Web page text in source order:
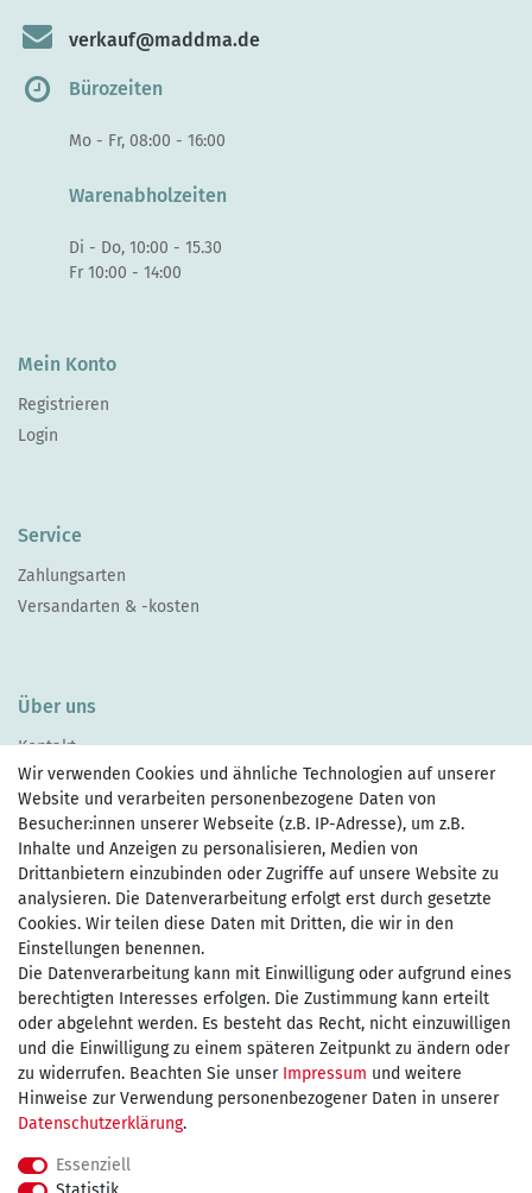
verkauf@maddma.de
Bürozeiten
Mo - Fr, 08:00 - 16:00
Warenabholzeiten
Di - Do, 10:00 - 15.30
Fr 10:00 - 14:00
Mein Konto
Registrieren
Login
Service
Zahlungsarten
Versandarten & -kosten
Über uns
Kontakt
Zahlen Sie bequem per
Wir versenden mit
kostenfreie Lieferung
innerhalb Deutschland ab 75€
Wir verwenden Cookies und ähnliche Technologien auf unserer
Website und verarbeiten personenbezogene Daten von
Besucher:innen unserer Webseite (z.B. IP-Adresse), um z.B.
Inhalte und Anzeigen zu personalisieren, Medien von
Drittanbietern einzubinden oder Zugriffe auf unsere Website zu
analysieren. Die Datenverarbeitung erfolgt erst durch gesetzte
Cookies. Wir teilen diese Daten mit Dritten, die wir in den
Einstellungen benennen.
Die Datenverarbeitung kann mit Einwilligung oder aufgrund eines
berechtigten Interesses erfolgen. Die Zustimmung kann erteilt
oder abgelehnt werden. Es besteht das Recht, nicht einzuwilligen
und die Einwilligung zu einem späteren Zeitpunkt zu ändern oder
zu widerrufen. Beachten Sie unser Impressum und weitere
Hinweise zur Verwendung personenbezogener Daten in unserer
Daten­schutz­erklärung.
Essenziell